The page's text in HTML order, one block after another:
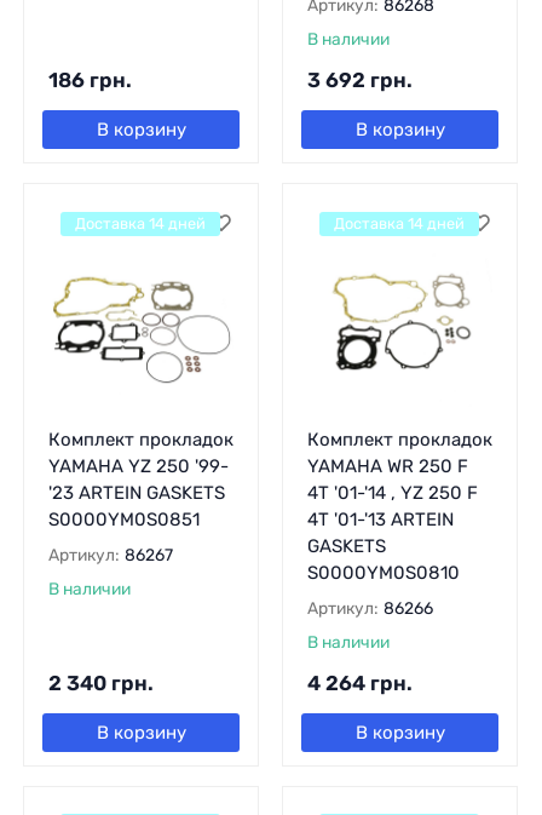
186 грн.
В корзину
Артикул: 86268
В наличии
3 692 грн.
В корзину
Комплект прокладок
YAMAHA YZ 250 '99-
'23 ARTEIN GASKETS
S0000YM0S0851
Артикул: 86267
В наличии
2 340 грн.
В корзину
Доставка 14 дней
Комплект прокладок
YAMAHA WR 250 F
4T '01-'14 , YZ 250 F
4T '01-'13 ARTEIN
GASKETS
S0000YM0S0810
Артикул: 86266
В наличии
4 264 грн.
В корзину
Доставка 14 дней